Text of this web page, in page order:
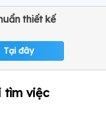
thiết kế
Tại đây
tìm việc